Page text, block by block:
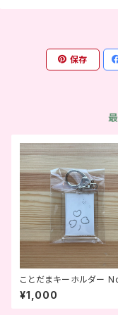
保存
ことだまキーホルダー
「育て!」
¥1,000